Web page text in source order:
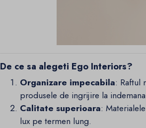
De ce sa alegeti Ego Interiors?
Organizare impecabila: Raftul
produsele de ingrijire la
Calitate superioara:
lux pe termen lung.